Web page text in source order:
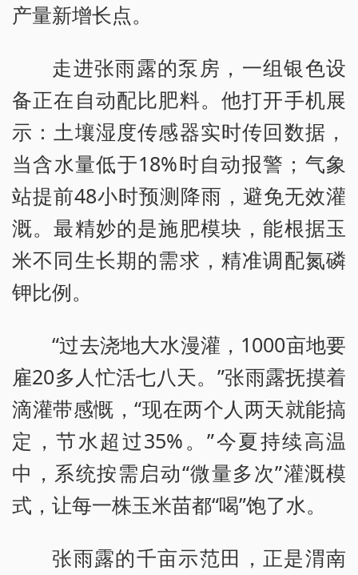
产量新增长点。
走进张雨露的泵房，一组银色设
备正在自动配比肥料。他打开手机展
示：土壤湿度传感器实时传回数据，
当含水量低于18%时自动报警；气象
站提前48小时预测降雨，避免无效灌
溉。最精妙的是施肥模块，能根据玉
米不同生长期的需求，精准调配氮磷
钾比例。
“过去浇地大水漫灌，1000亩地要
雇20多人忙活七八天。”张雨露抚摸着
滴灌带感慨，“现在两个人两天就能搞
定，节水超过35%。”今夏持续高温
中，系统按需启动“微量多次”灌溉模
式，让每一株玉米苗都“喝”饱了水。
张雨露的千亩示范田，正是渭南